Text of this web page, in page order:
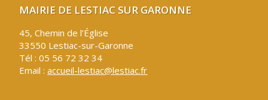
MAIRIE DE LESTIAC SUR GARONNE
45, Chemin de l’Église
33550 Lestiac-sur-Garonne
Tél : 05 56 72 32 34
Email :accueil-lestiac@lestiac.fr